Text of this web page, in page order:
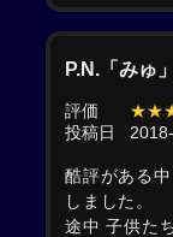
P.N.「みゅ
評価
投稿日
酷評がある
しました。
途中 子供た